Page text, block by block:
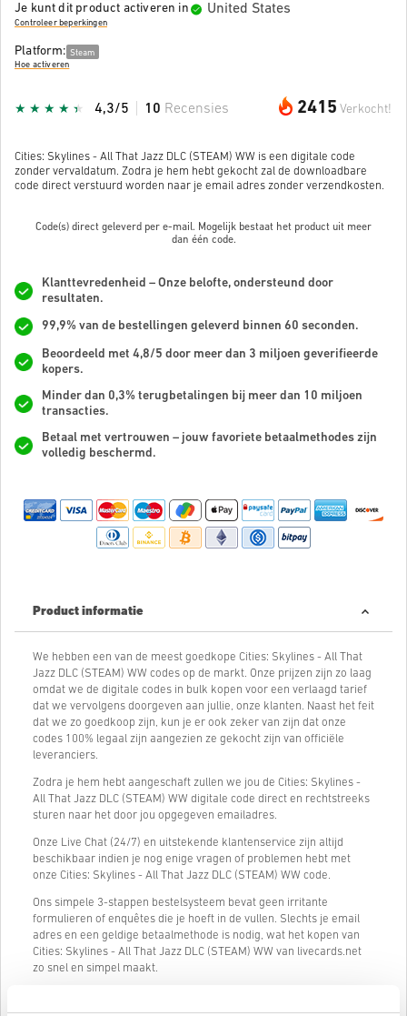
Je kunt dit product activeren in United States
Controleer beperkingen
Platform: Steam
Hoe activeren
2415 Verkocht!
4,3/5 10 Recensies
Cities: Skylines - All That Jazz DLC (STEAM) WW is een digitale code
zonder vervaldatum. Zodra je hem hebt gekocht zal de downloadbare
code direct verstuurd worden naar je email adres zonder verzendkosten.
Code(s) direct geleverd per e-mail. Mogelijk bestaat het product uit meer
dan één code.
Klanttevredenheid – Onze belofte, ondersteund door
resultaten.
99,9% van de bestellingen geleverd binnen 60 seconden.
Beoordeeld met 4,8/5 door meer dan 3 miljoen geverifieerde
kopers.
Minder dan 0,3% terugbetalingen bij meer dan 10 miljoen
transacties.
Betaal met vertrouwen – jouw favoriete betaalmethodes zijn
volledig beschermd.
Product informatie
We hebben een van de meest goedkope Cities: Skylines - All That
Jazz DLC (STEAM) WW codes op de markt. Onze prijzen zijn zo laag
omdat we de digitale codes in bulk kopen voor een verlaagd tarief
dat we vervolgens doorgeven aan jullie, onze klanten. Naast het feit
dat we zo goedkoop zijn, kun je er ook zeker van zijn dat onze
codes 100% legaal zijn aangezien ze gekocht zijn van officiële
leveranciers.
Zodra je hem hebt aangeschaft zullen we jou de Cities: Skylines -
All That Jazz DLC (STEAM) WW digitale code direct en rechtstreeks
sturen naar het door jou opgegeven emailadres.
Onze Live Chat (24/7) en uitstekende klantenservice zijn altijd
beschikbaar indien je nog enige vragen of problemen hebt met
onze Cities: Skylines - All That Jazz DLC (STEAM) WW code.
Ons simpele 3-stappen bestelsysteem bevat geen irritante
formulieren of enquêtes die je hoeft in de vullen. Slechts je email
adres en een geldige betaalmethode is nodig, wat het kopen van
Cities: Skylines - All That Jazz DLC (STEAM) WW van livecards.net
zo snel en simpel maakt.